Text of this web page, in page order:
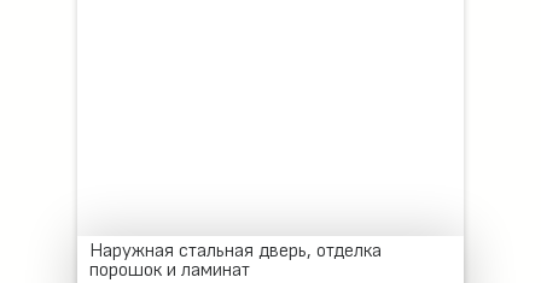
Наружная стальная дверь, отделка
порошок и ламинат